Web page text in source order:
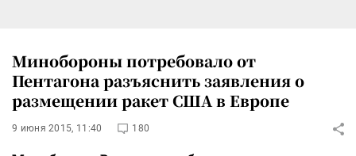
Минобороны потребовало от
Пентагона разъяснить заявления о
размещении ракет США в Европе
9 июня 2015, 11:40 180